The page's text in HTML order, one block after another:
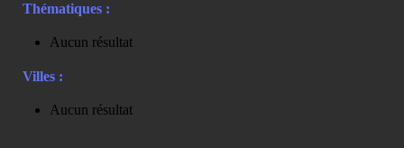
Thématiques :
Aucun résultat
Villes :
Aucun résultat